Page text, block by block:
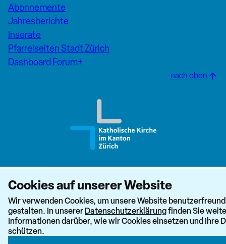
Abonnemente
Jahresberichte
Inserate
Pfarreiseiten Stadt Zürich
Dashboard Forum+
nach oben
Cookies auf unserer Website
Wir verwenden Cookies, um unsere Website
gestalten. In unsererDatenschutzerklärungfinden Sie
Informationen darüber, wie wir Cookies einsetzen und Ihre
schützen.